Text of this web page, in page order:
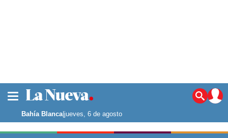
Noticias
La ciudad
Punta Alta
Bahía Blanca|jueves, 6 de agosto